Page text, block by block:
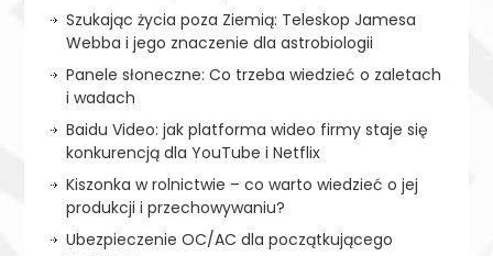
Szukając życia poza Ziemią: Teleskop Jamesa
Webba i jego znaczenie dla astrobiologii
Panele słoneczne: Co trzeba wiedzieć o zaletach
i wadach
Baidu Video: jak platforma wideo firmy staje się
konkurencją dla YouTube i Netflix
Kiszonka w rolnictwie – co warto wiedzieć o jej
produkcji i przechowywaniu?
Ubezpieczenie OC/AC dla początkującego